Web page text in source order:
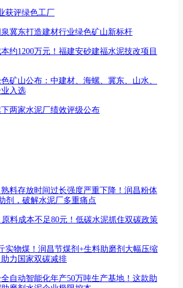
获评绿色工厂
冀东打造建材行业绿色矿山新标杆
约1200万元！福建安砂建福水泥技改项目
矿山公布：中建材、海螺、冀东、山水、
入选
两家水泥厂绩效评级公布
料存放时间过长强度严重下降！润昌粉体
剂，破解水泥厂多重痛点
料成本不足80元！低碳水泥抓住双碳政策
实物煤！润昌节煤剂+生料助磨剂大幅压缩
力国家双碳减排
自动智能化年产50万吨生产基地！这款助